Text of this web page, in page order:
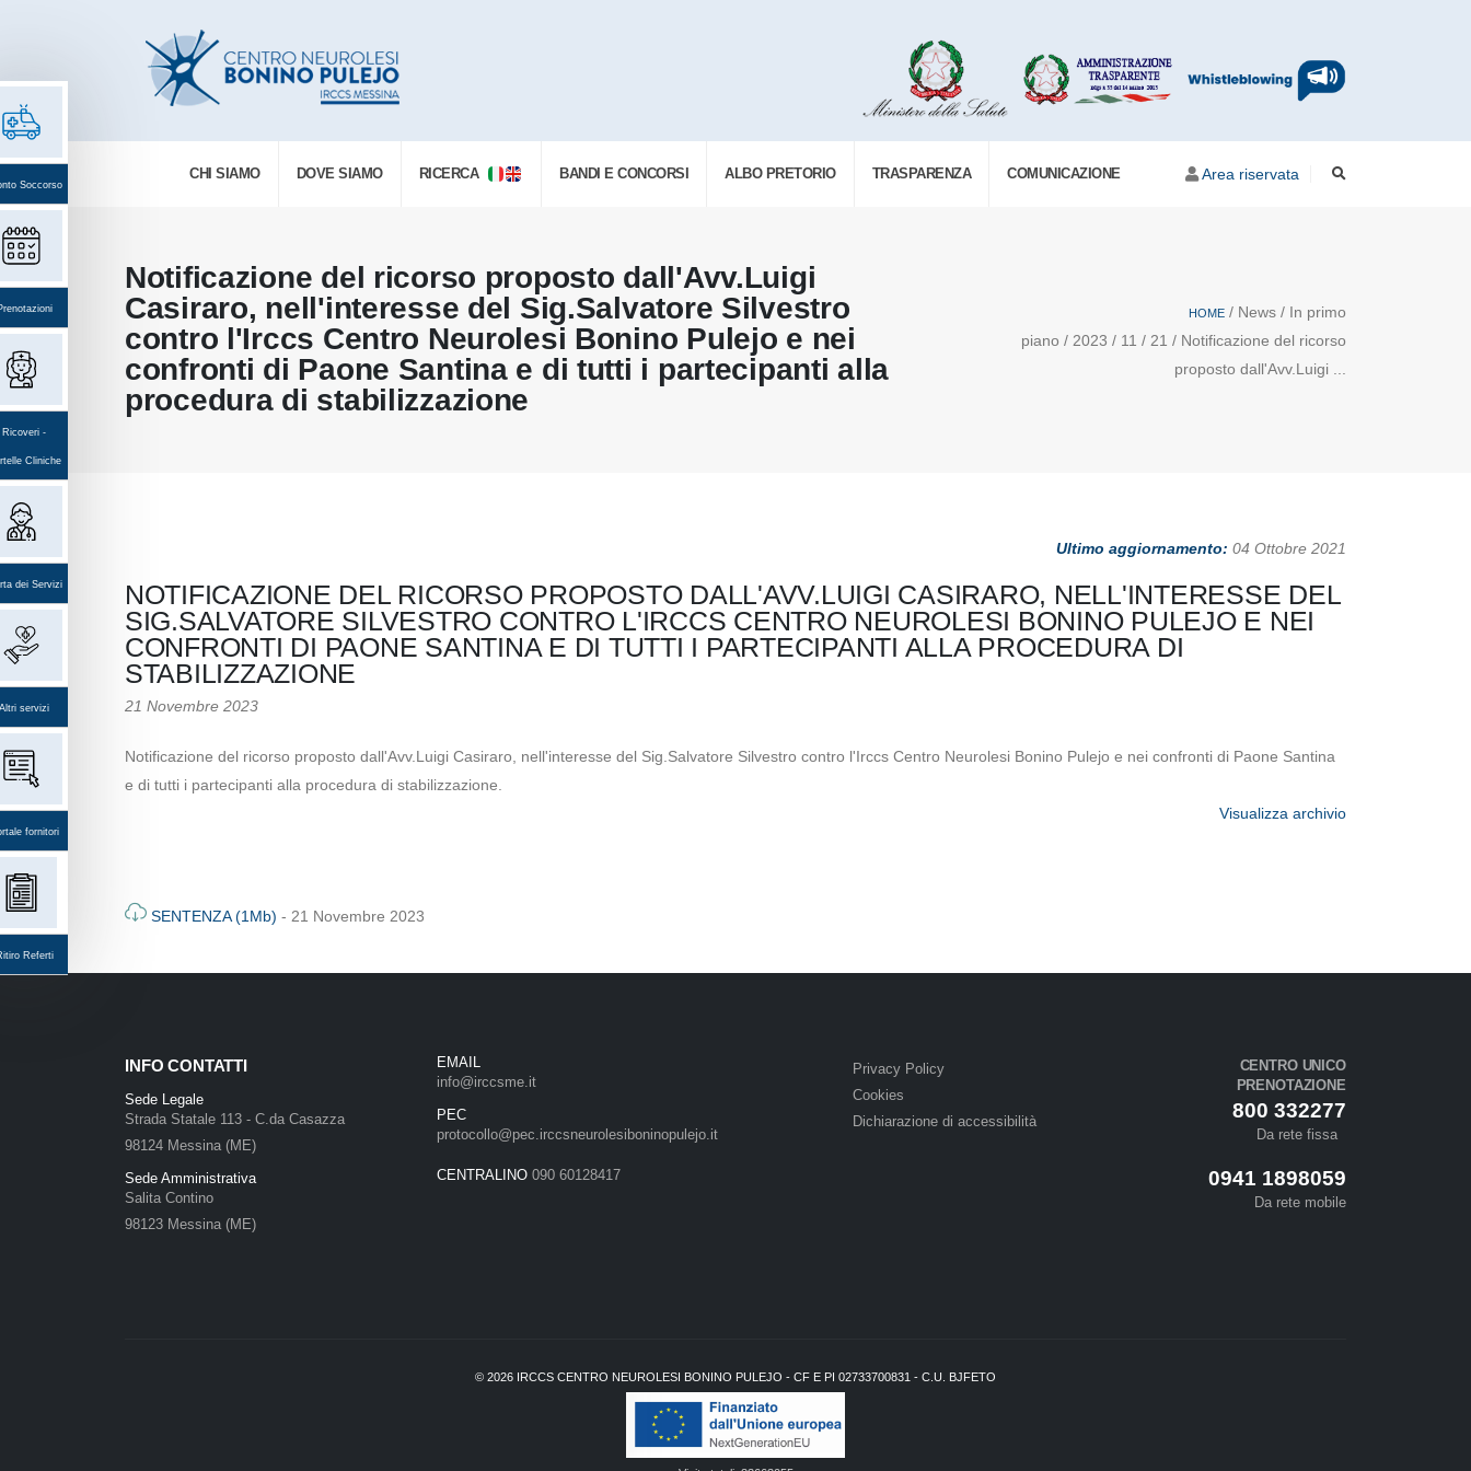
CHI SIAMO DOVE SIAMO RICERCA BANDI E CONCORSI ALBO PRETORIO TRASPARENZA COMUNICAZIONE Area riservata
Soccorso
Ricoveri -
Cliniche
dei Servizi
Altri servizi
fornitori
Referti
Notificazione del ricorso proposto dall'Avv.Luigi
Casiraro, nell'interesse del Sig.Salvatore Silvestro
contro l'Irccs Centro Neurolesi Bonino Pulejo e nei
confronti di Paone Santina e di tutti i partecipanti alla
procedura di stabilizzazione
HOME / News / In primo
piano / 2023 / 11 / 21 / Notificazione del ricorso
proposto dall'Avv.Luigi ...
Ultimo aggiornamento: 04 Ottobre 2021
NOTIFICAZIONE DEL RICORSO PROPOSTO DALL'AVV.LUIGI CASIRARO, NELL'INTERESSE DEL
SIG.SALVATORE SILVESTRO CONTRO L'IRCCS CENTRO NEUROLESI BONINO PULEJO E NEI
CONFRONTI DI PAONE SANTINA E DI TUTTI I PARTECIPANTI ALLA PROCEDURA DI
STABILIZZAZIONE
21 Novembre 2023
Notificazione del ricorso proposto dall'Avv.Luigi Casiraro, nell'interesse del Sig.Salvatore Silvestro contro l'Irccs Centro Neurolesi Bonino Pulejo e nei confronti di Paone Santina
e di tutti i partecipanti alla procedura di stabilizzazione.
Visualizza archivio
SENTENZA (1Mb) - 21 Novembre 2023
INFO CONTATTI
Sede Legale
Strada Statale 113 - C.da Casazza
98124 Messina (ME)
Sede Amministrativa
Salita Contino
98123 Messina (ME)
EMAIL
info@irccsme.it
PEC
protocollo@pec.irccsneurolesiboninopulejo.it
CENTRALINO 090 60128417
Privacy Policy
Cookies
Dichiarazione di accessibilità
CENTRO UNICO
PRENOTAZIONE
800 332277
Da rete fissa
0941 1898059
Da rete mobile
© 2026 IRCCS CENTRO NEUROLESI BONINO PULEJO - CF E PI 02733700831 - C.U. BJFETO